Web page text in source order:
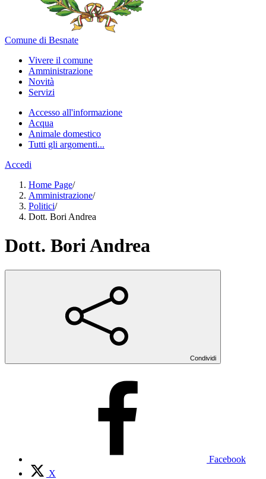
Comune di Besnate
Vivere il comune
Amministrazione
Novità
Servizi
Accesso all'informazione
Acqua
Animale domestico
Tutti gli argomenti...
Accedi
Home Page/
Amministrazione/
Politici/
Dott. Bori Andrea
Dott. Bori Andrea
Condividi
Facebook
X